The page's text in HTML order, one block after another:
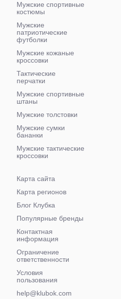
Мужские спортивные
костюмы
Мужские
патриотические
футболки
Мужские кожаные
кроссовки
Тактические
перчатки
Мужские спортивные
штаны
Мужские толстовки
Мужские сумки
бананки
Мужские тактические
кроссовки
Карта сайта
Карта регионов
Блог Клубка
Популярные бренды
Контактная
информация
Ограничение
ответственности
Условия
пользования
help@klubok.com